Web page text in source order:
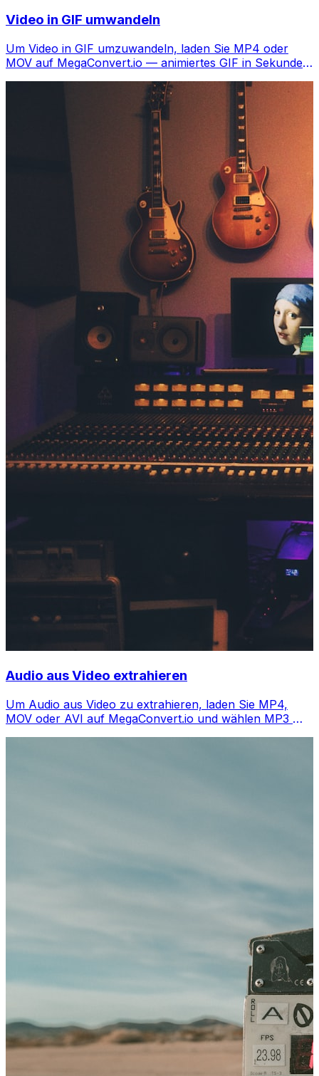
Video in GIF umwandeln
Um Video in GIF umzuwandeln, laden Sie MP4 oder
MOV auf MegaConvert.io — animiertes GIF in Sekunden,
Audio aus Video extrahieren
Um Audio aus Video zu extrahieren, laden Sie MP4,
MOV oder AVI auf MegaConvert.io und wählen MP3 —